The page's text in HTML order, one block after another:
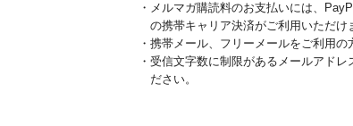
メルマガ購読料のお支払いには、
の携帯キャリア決済がご利用いただけ
携帯メール、フリーメールをご利用の
受信文字数に制限があるメールアドレ
ださい。